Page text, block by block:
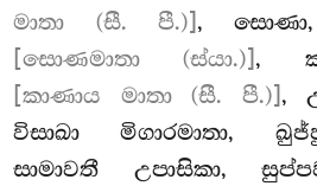
මාතා (සී. පී.)] ,
[සොණමාතා (ස්යා.)],
[කාණාය මාතා (සී. පී.)] ,
විසාඛා මිගාරමාතා,
සාමාවතී උපාසිකා,